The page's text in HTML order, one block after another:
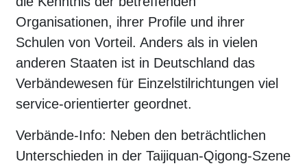
Organisationen, ihrer Profile und ihrer
Schulen von Vorteil. Anders als in vielen
anderen Staaten ist in Deutschland das
Verbändewesen für Einzelstilrichtungen viel
service-orientierter geordnet.
Verbände-Info: Neben den beträchtlichen
Unterschieden in der Taijiquan-Qigong-Szene